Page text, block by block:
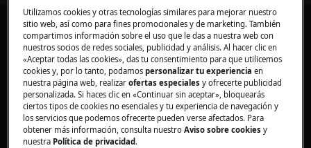
Artículos recomendados
para Entregas y
devoluciones
Utilizamos cookies y otras tecnologías similares para mejorar nuestro
sitio web, así como para fines promocionales y de marketing. También
compartimos información sobre el uso que le das a nuestra web con
nuestros socios de redes sociales, publicidad y análisis. Al hacer clic en
«Aceptar todas las cookies», das tu consentimiento para que utilicemos
cookies y, por lo tanto, podamospersonalizar tu experienciaen
nuestra página web, realizarofertas especiales y ofrecerte publicidad
personalizada. Si haces clic en «Continuar sin aceptar», bloquearás
ciertos tipos de cookies no esenciales y tu experiencia de navegación y
los servicios que podemos ofrecerte pueden verse afectados. Para
obtener más información, consulta nuestroAviso sobre cookies y
nuestra Política de privacidad .